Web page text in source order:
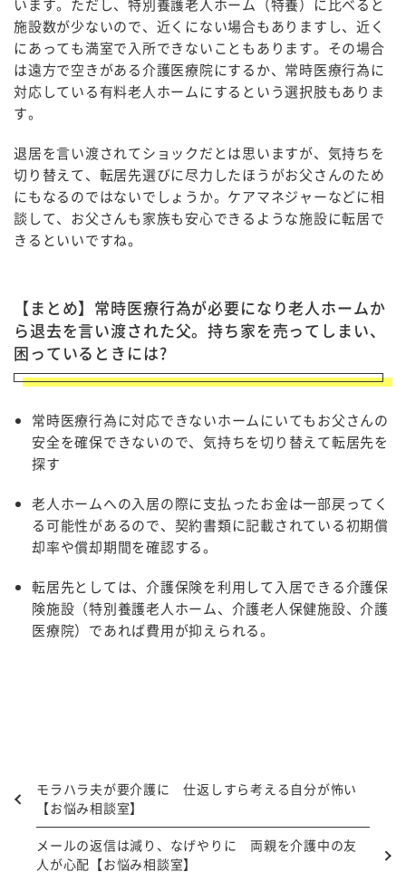
います。ただし、特別養護老人ホーム（特養）に比べると
施設数が少ないので、近くにない場合もありますし、近く
にあっても満室で入所できないこともあります。その場合
は遠方で空きがある介護医療院にするか、常時医療行為に
対応している有料老人ホームにするという選択肢もありま
す。
退居を言い渡されてショックだとは思いますが、気持ちを
切り替えて、転居先選びに尽力したほうがお父さんのため
にもなるのではないでしょうか。ケアマネジャーなどに相
談して、お父さんも家族も安心できるような施設に転居で
きるといいですね。
【まとめ】常時医療行為が必要になり老人ホームか
ら退去を言い渡された父。持ち家を売ってしまい、
困っているときには?
常時医療行為に対応できないホームにいてもお父さんの
安全を確保できないので、気持ちを切り替えて転居先を
探す
老人ホームへの入居の際に支払ったお金は一部戻ってく
る可能性があるので、契約書類に記載されている初期償
却率や償却期間を確認する。
転居先としては、介護保険を利用して入居できる介護保
険施設（特別養護老人ホーム、介護老人保健施設、介護
医療院）であれば費用が抑えられる。
モラハラ夫が要介護に 仕返しすら考える自分が怖い
【お悩み相談室】
メールの返信は減り、なげやりに 両親を介護中の友
人が心配【お悩み相談室】